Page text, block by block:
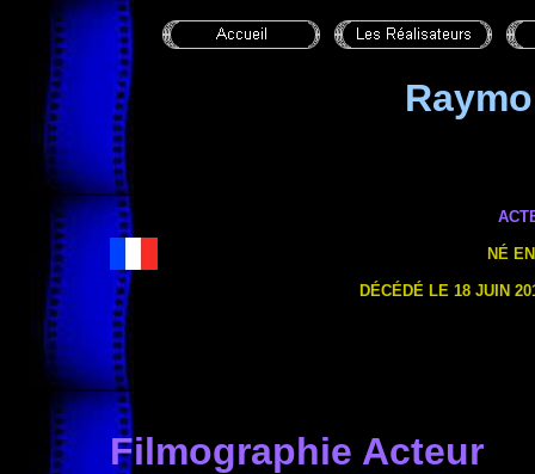
NÉ
DÉCÉDÉ LE 18 JUIN
Filmographie Acteur